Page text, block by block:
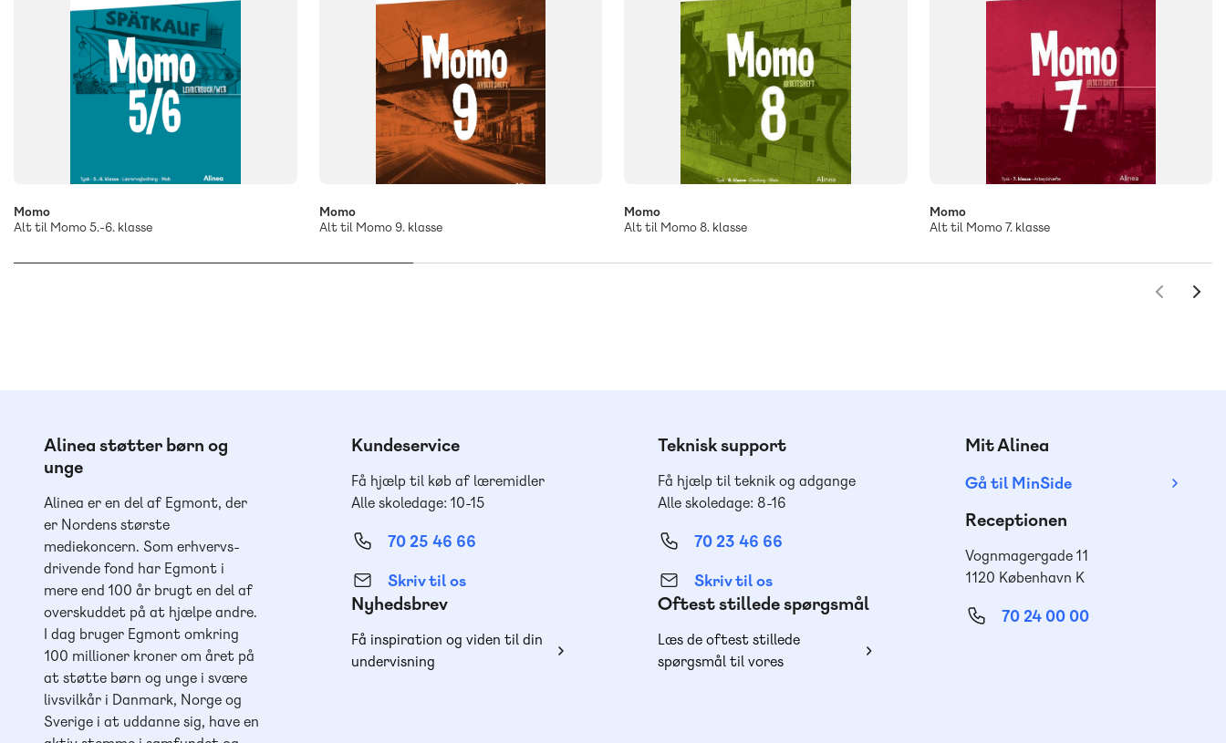
Momo
Alt til Momo 5.-6. klasse
Momo
Alt til Momo 9. klasse
Momo
Alt til Momo 8. klasse
Momo
Alt til Momo 7. klasse
Alinea støtter børn og
unge
Alinea er en del af Egmont, der
er Nordens største
mediekoncern. Som erhvervs-
drivende fond har Egmont i
mere end 100 år brugt en del af
overskuddet på at hjælpe andre.
I dag bruger Egmont omkring
100 millioner kroner om året på
at støtte børn og unge i svære
livsvilkår i Danmark, Norge og
Sverige i at uddanne sig, have en
Kundeservice
Få hjælp til køb af læremidler
Alle skoledage: 10-15
70 25 46 66
Skriv til os
Nyhedsbrev
Få inspiration og viden til din
undervisning
Teknisk support
Få hjælp til teknik og adgange
Alle skoledage: 8-16
70 23 46 66
Skriv til os
Oftest stillede spørgsmål
Læs de oftest stillede
spørgsmål til vores
Mit Alinea
Gå til MinSide
Receptionen
Vognmagergade 11
1120 København K
70 24 00 00